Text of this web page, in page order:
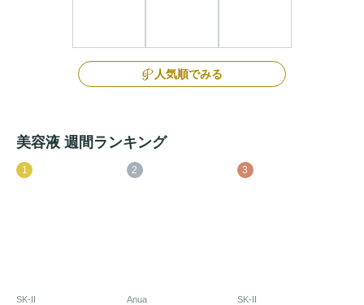
人気順でみる
美容液 週間ランキング
1
SK-II
2
Anua
3
SK-II